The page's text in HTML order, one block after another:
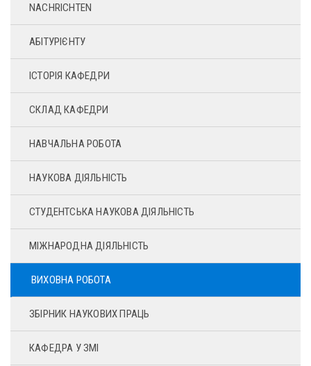
NACHRICHTEN
АБІТУРІЄНТУ
ІСТОРІЯ КАФЕДРИ
СКЛАД КАФЕДРИ
НАВЧАЛЬНА РОБОТА
НАУКОВА ДІЯЛЬНІСТЬ
СТУДЕНТСЬКА НАУКОВА ДІЯЛЬНІСТЬ
МІЖНАРОДНА ДІЯЛЬНІСТЬ
ВИХОВНА РОБОТА
ЗБІРНИК НАУКОВИХ ПРАЦЬ
КАФЕДРА У ЗМІ